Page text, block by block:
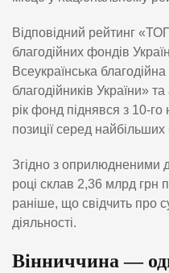
Відповідний рейтинг
благодійних фондів
Всеукраїнська
благодійників України»
рік фонд піднявся з 10-
позиції серед найбільших
Згідно з оприлюдненими
році склав 2,36 млрд грн
раніше, що свідчить про
діяльності.
Вінниччина —